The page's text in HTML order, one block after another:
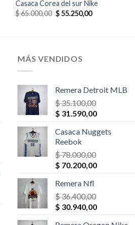
Casaca Corea del sur Nike
$65.000,00 El
precio
$ 55.250,00El
MÁS VENDIDOS
Remera Detroit MLB
$35.100,00
El
original
era:
$ 35.100,00.
$ 31.590,00El
actual
Casaca Nuggets
Reebok
$78.000,00
El
original
era:
$ 78.000,00.
$ 70.200,00El
$ 70.200,00.
Remera Nfl
$36.400,00
El
$ 30.940,00El